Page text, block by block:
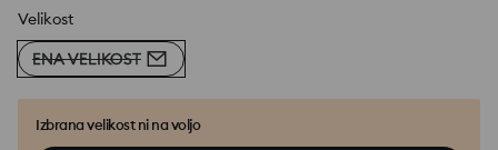
Velikost
ENA VELIKOST
Izbrana velikost ni na voljo